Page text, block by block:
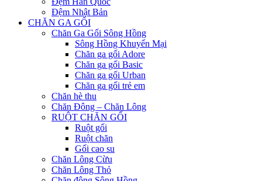
Đệm Nhật Bản
CHĂN GA GỐI
Chăn Ga Gối Sông Hồng
Sông Hồng Khuyến Mại
Chăn ga gối Adore
Chăn ga gối Basic
Chăn ga gối Urban
Chăn ga gối trẻ em
Chăn hè thu
Chăn Đông – Chăn Lông
RUỘT CHĂN GỐI
Ruột gối
Ruột chăn
Gối cao su
Chăn Lông Cừu
Chăn Lông Thỏ